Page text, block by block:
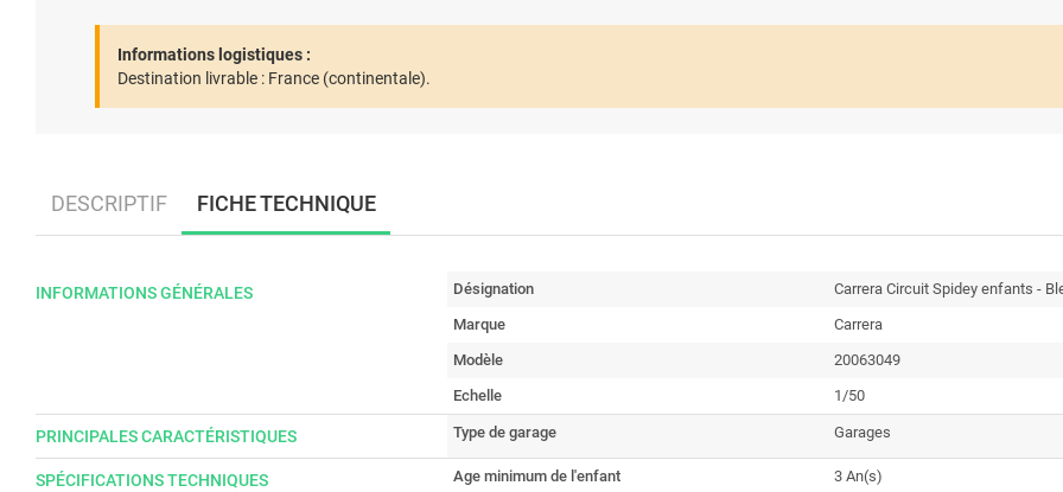
Informations logistiques :
Destination livrable : France (continentale).
DESCRIPTIF FICHE TECHNIQUE
INFORMATIONS GÉNÉRALES Désignation
Carrera Circuit Spidey enfants -
Marque
Carrera
Modèle
20063049
Echelle
1/50
PRINCIPALES CARACTÉRISTIQUES Type de garage Garages
SPÉCIFICATIONS TECHNIQUES Age minimum de l'enfant 3 An(s)